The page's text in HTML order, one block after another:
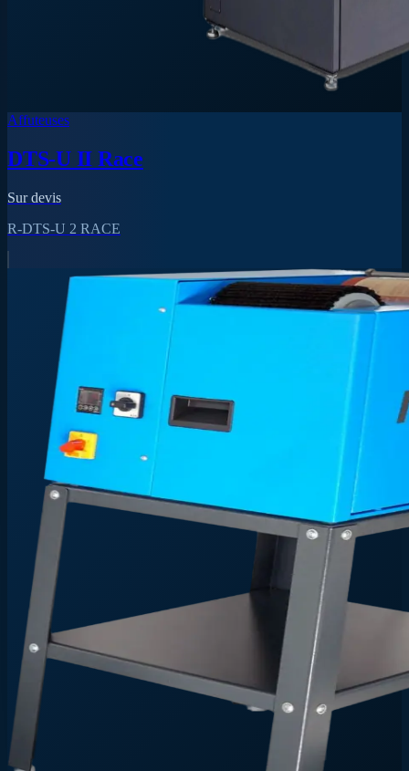
Affuteuses
DTS-U II Race
Sur devis
R-DTS-U 2 RACE